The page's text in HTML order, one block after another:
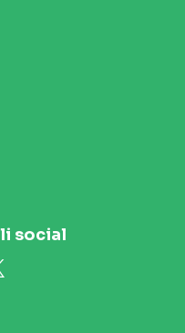
social